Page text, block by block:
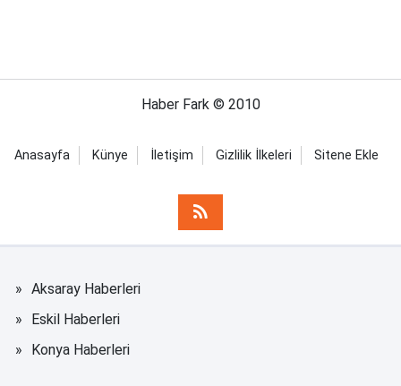
Haber Fark © 2010
Anasayfa Künye İletişim Gizlilik İlkeleri Sitene Ekle
Aksaray Haberleri
Eskil Haberleri
Konya Haberleri